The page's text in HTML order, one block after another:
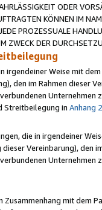
ODER
KÖNNEN IM
PROZESSUALE
ZWECK DER
irgendeiner Weise mit
den im Rahmen dieser
Streitbeilegung in Anhang 2
die in irgendeiner
Vereinbarung), den
mit dem